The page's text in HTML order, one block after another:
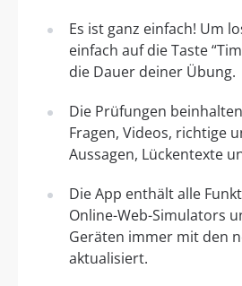
Es ist ganz einfach! Um
einfach auf die Taste
die Dauer deiner Übung.
Die Prüfungen
Fragen, Videos, richtige
Aussagen, Lückentexte
Die App enthält alle
Online-Web-Simulators
Geräten immer mit den
aktualisiert.